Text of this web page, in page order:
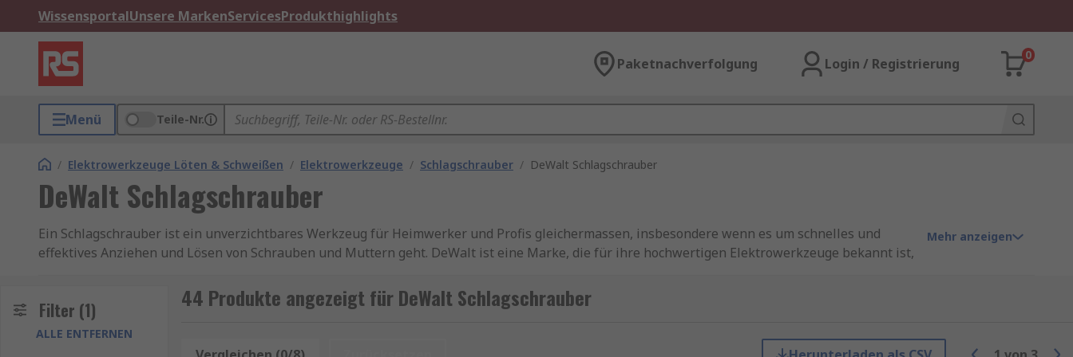
WissensportalUnsere MarkenServicesProdukthighlights
Paketnachverfolgung Login / Registrierung
0
Menü Teile-Nr.
/ Elektrowerkzeuge Löten & Schweißen / Elektrowerkzeuge / Schlagschrauber / DeWalt Schlagschrauber
DeWalt Schlagschrauber
Ein Schlagschrauber ist ein unverzichtbares Werkzeug für Heimwerker und Profis gleichermassen, insbesondere wenn es um schnelles und
effektives Anziehen und Lösen von Schrauben und Muttern geht. DeWalt ist eine Marke, die für ihre hochwertigen Elektrowerkzeuge bekannt ist,
verschiedenen Anwendungen konzipiert wurde. Er verfügt über eine maximale Drehmomentkapazität von bis zu 950 Nm, was bedeutet, dass er
mühelos auch die härtesten Muttern und Schrauben lösen kann. Mit einer Geschwindigkeit von bis zu 2400 U/min ist dieser Schlagschrauber
auch in der Lage, schnelle Arbeit zu leisten.
Mehr anzeigen
Filter (1)
ALLE ENTFERNEN
44 Produkte angezeigt für DeWalt Schlagschrauber